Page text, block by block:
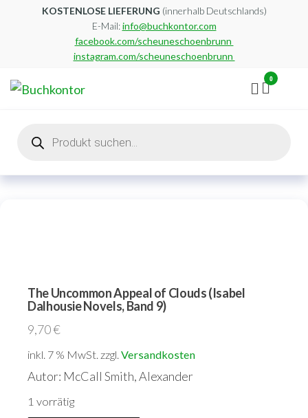
KOSTENLOSE LIEFERUNG (innerhalb Deutschlands)
E-Mail:info@buchkontor.com
facebook.com/scheuneschoenbrunn
instagram.com/scheuneschoenbrunn
0
search
The Uncommon Appeal of Clouds (Isabel
Dalhousie Novels, Band 9)
9,70€
inkl. 7 % MwSt. zzgl. Versandkosten
Autor: McCall Smith, Alexander
1 vorrätig